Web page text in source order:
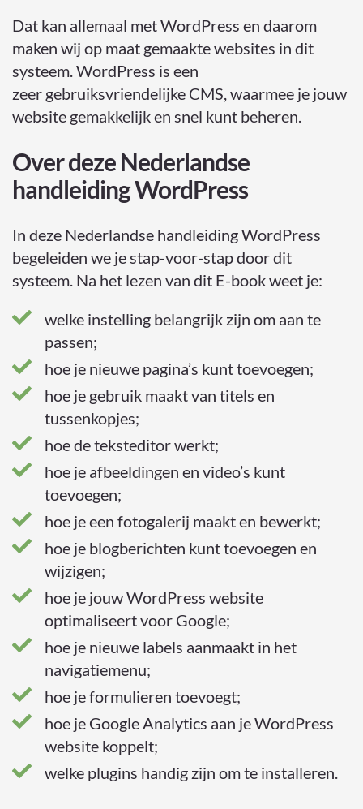
Dat kan allemaal met WordPress en daarom
maken wij op maat gemaakte websites in dit
systeem. WordPress is een
zeer gebruiksvriendelijke CMS, waarmee je jouw
website gemakkelijk en snel kunt beheren.
Over deze Nederlandse
handleiding WordPress
In deze Nederlandse handleiding WordPress
begeleiden we je stap-voor-stap door dit
systeem. Na het lezen van dit E-book weet je:
welke instelling belangrijk zijn om aan te
passen;
hoe je nieuwe pagina’s kunt toevoegen;
hoe je gebruik maakt van titels en
tussenkopjes;
hoe de teksteditor werkt;
hoe je afbeeldingen en video’s kunt
toevoegen;
hoe je een fotogalerij maakt en bewerkt;
hoe je blogberichten kunt toevoegen en
wijzigen;
hoe je jouw WordPress website
optimaliseert voor Google;
hoe je nieuwe labels aanmaakt in het
navigatiemenu;
hoe je formulieren toevoegt;
hoe je Google Analytics aan je WordPress
website koppelt;
welke plugins handig zijn om te installeren.